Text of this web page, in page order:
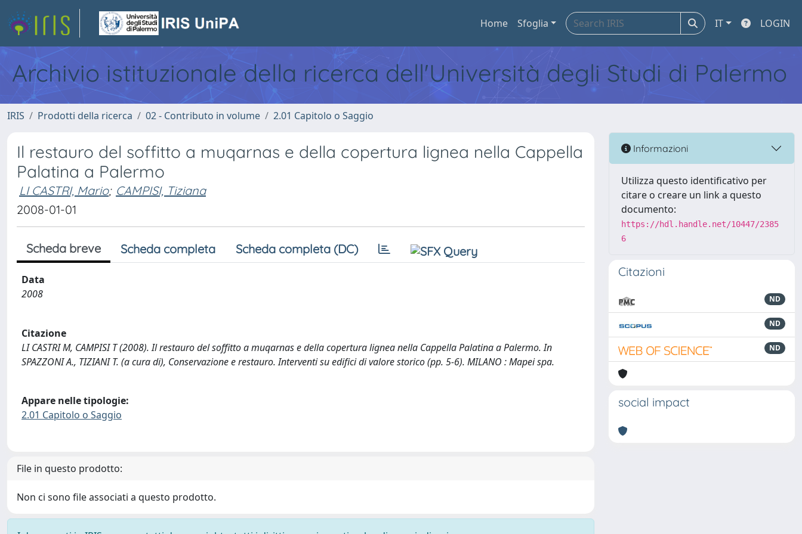
Home Sfoglia IT LOGIN
Archivio istituzionale della ricerca dell'Università degli Studi di Palermo
IRIS Prodotti della ricerca 02 - Contributo in volume 2.01 Capitolo o Saggio
Il restauro del soffitto a muqarnas e della copertura lignea nella Cappella
Palatina a Palermo
LI CASTRI, Mario; CAMPISI, Tiziana
2008-01-01
Scheda breve Scheda completa Scheda completa (DC)
Data
2008
Citazione
LI CASTRI M, CAMPISI T (2008). Il restauro del soffitto a muqarnas e della copertura lignea nella Cappella Palatina a Palermo. In
SPAZZONI A., TIZIANI T. (a cura di), Conservazione e restauro. Interventi su edifici di valore storico (pp. 5-6). MILANO : Mapei spa.
Appare nelle tipologie:
2.01 Capitolo o Saggio
File in questo prodotto:
Non ci sono file associati a questo prodotto.
Informazioni
Utilizza questo identificativo per
citare o creare un link a questo
documento:
https://hdl.handle.net/10447/2385
6
Citazioni
ND
ND
ND
social impact